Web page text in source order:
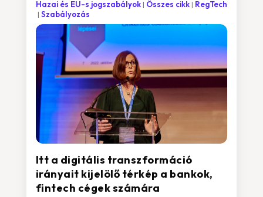
Itt a digitális transzformáció
irányait kijelölő térkép a bankok,
fintech cégek számára
Hazai és EU-s jogszabályok Összes cikk
RegTech
Szabályozás